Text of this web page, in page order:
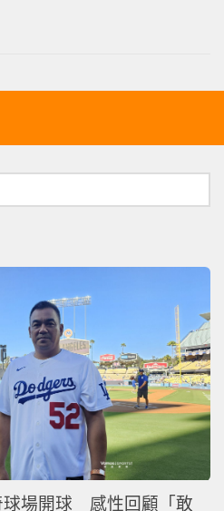
屋亞州運動會｜代表隊